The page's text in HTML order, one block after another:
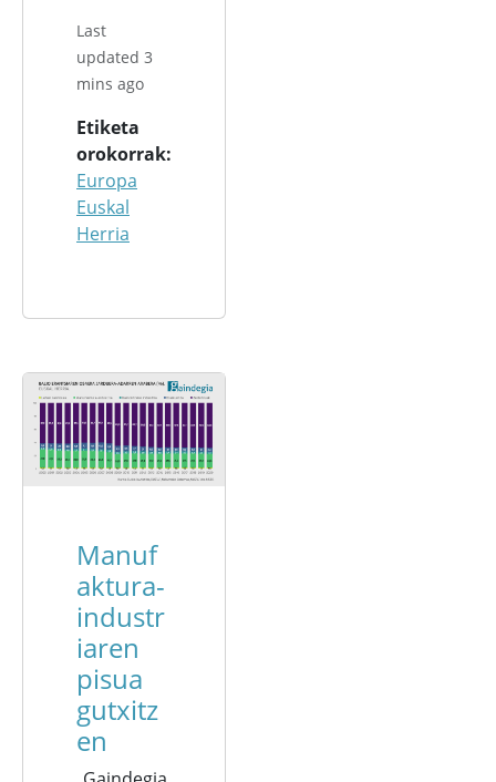
Last
updated 3
mins ago
Etiketa
orokorrak
Europa
Euskal
Herria
Manuf
aktura-
industr
iaren
pisua
gutxitz
en